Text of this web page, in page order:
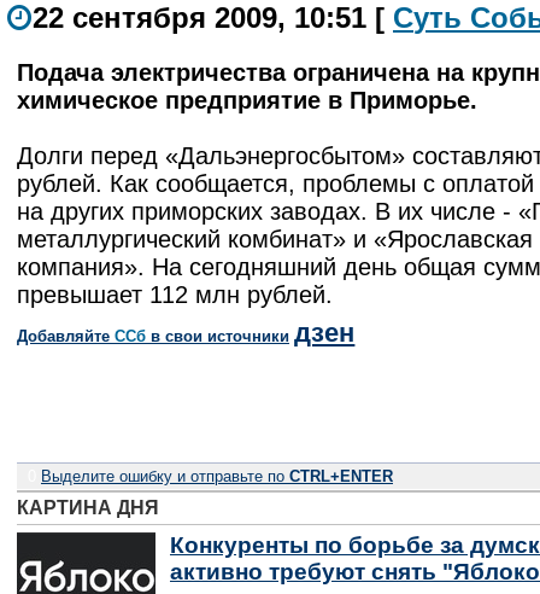
22 сентября 2009, 10:51 [ Суть Соб
Подача электричества ограничена на
химическое предприятие в Приморье.
Долги перед «Дальэнергосбытом»
рублей. Как сообщается, проблемы с
на других приморских заводах. В их числе -
металлургический комбинат» и «Ярославская
компания». На сегодняшний день общая
превышает 112 млн рублей.
Добавляйте CСб в свои источники дзен
Выделите ошибку и отправьте по CTRL+ENTER
КАРТИНА ДНЯ
Конкуренты по борьбе за
активно требуют снять